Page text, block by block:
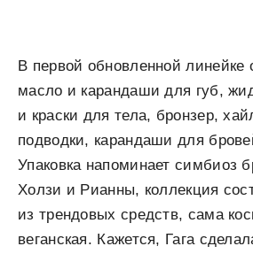
В первой обновленной линейке
масло и карандаши для губ,
и краски для тела, бронзер,
подводки, карандаши для
Упаковка напоминает симбиоз
Холзи и Рианны, коллекция
из трендовых средств, сама
веганская. Кажется, Гага